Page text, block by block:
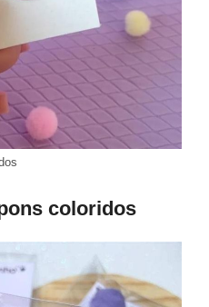
coloridos